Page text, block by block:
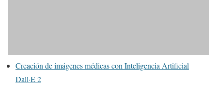
Creación de imágenes médicas con Inteligencia Artificial
Dall·E 2